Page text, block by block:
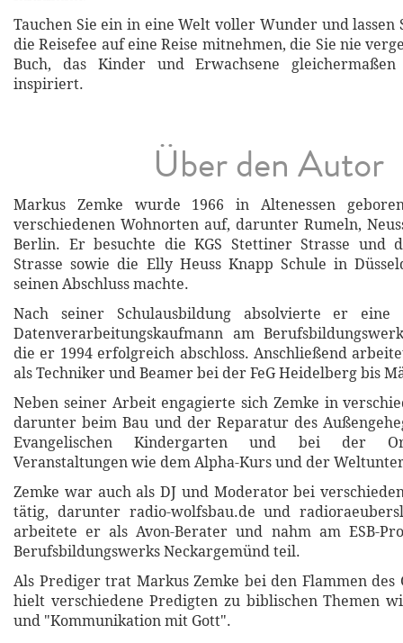
Tauchen Sie ein in eine Welt voller Wunder und lassen
die Reisefee auf eine Reise mitnehmen, die Sie nie
Buch, das Kinder und Erwachsene
inspiriert.
Über den Autor
Markus Zemke wurde 1966 in Altenessen
verschiedenen Wohnorten auf, darunter Rumeln,
Berlin. Er besuchte die KGS Stettiner Strasse und
Strasse sowie die Elly Heuss Knapp Schule in
seinen Abschluss machte.
Nach seiner Schulausbildung absolvierte er eine
Datenverarbeitungskaufmann am
die er 1994 erfolgreich abschloss. Anschließend
als Techniker und Beamer bei der FeG Heidelberg bis
Neben seiner Arbeit engagierte sich Zemke in
darunter beim Bau und der Reparatur des
Evangelischen Kindergarten und bei der
Veranstaltungen wie dem Alpha-Kurs und der
Zemke war auch als DJ und Moderator bei
tätig, darunter radio-wolfsbau.de und
arbeitete er als Avon-Berater und nahm am ESB-
Berufsbildungswerks Neckargemünd teil.
Als Prediger trat Markus Zemke bei den Flammen des
hielt verschiedene Predigten zu biblischen Themen
und "Kommunikation mit Gott".